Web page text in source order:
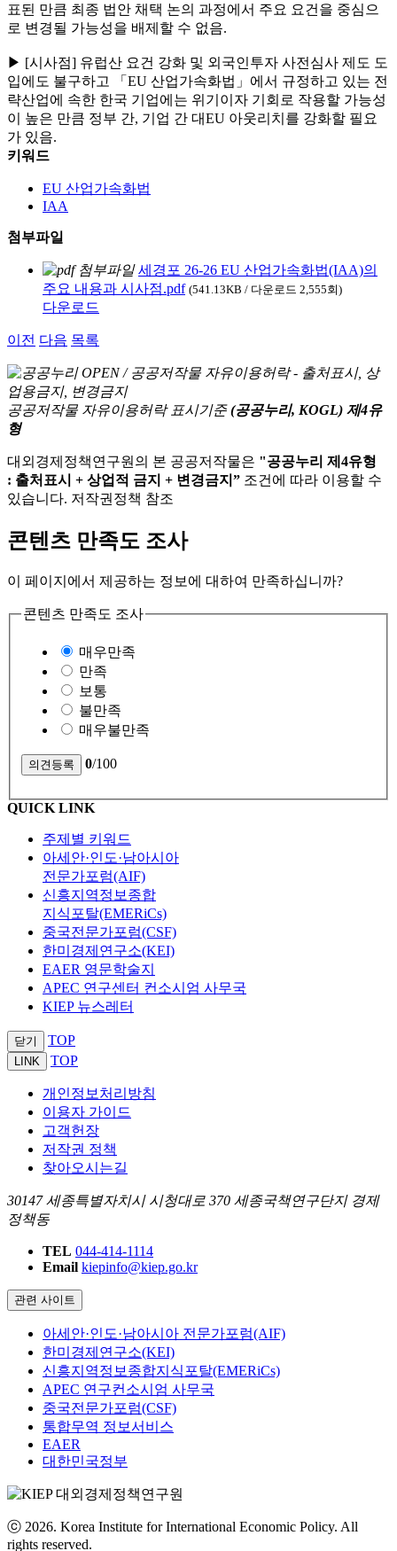
표된 만큼 최종 법안 채택 논의 과정에서 주요 요건을 중심으
로 변경될 가능성을 배제할 수 없음.
▶ [시사점] 유럽산 요건 강화 및 외국인투자 사전심사 제도 도
입에도 불구하고 「EU 산업가속화법」에서 규정하고 있는 전
략산업에 속한 한국 기업에는 위기이자 기회로 작용할 가능성
이 높은 만큼 정부 간, 기업 간 대EU 아웃리치를 강화할 필요
가 있음.
키워드
EU 산업가속화법
IAA
첨부파일
세경포 26-26 EU 산업가속화법(IAA)의
주요 내용과 시사점.pdf (541.13KB / 다운로드 2,555회)
다운로드
이전 다음 목록
공공저작물 자유이용허락 표시기준 (공공누리, KOGL) 제4유
형
대외경제정책연구원의 본 공공저작물은 "공공누리 제4유형
: 출처표시 + 상업적 금지 + 변경금지” 조건에 따라 이용할 수
있습니다. 저작권정책 참조
콘텐츠 만족도 조사
이 페이지에서 제공하는 정보에 대하여 만족하십니까?
콘텐츠 만족도 조사
매우만족
만족
보통
불만족
매우불만족
0/100
QUICK LINK
주제별 키워드
아세안·인도·남아시아
전문가포럼(AIF)
신흥지역정보종합
지식포탈(EMERiCs)
중국전문가포럼(CSF)
한미경제연구소(KEI)
EAER 영문학술지
APEC 연구센터 컨소시엄 사무국
KIEP 뉴스레터
닫기 TOP
LINK TOP
개인정보처리방침
이용자 가이드
고객헌장
저작권 정책
찾아오시는길
30147 세종특별자치시 시청대로 370 세종국책연구단지 경제
정책동
TEL 044-414-1114
Email kiepinfo@kiep.go.kr
관련 사이트
아세안·인도·남아시아 전문가포럼(AIF)
한미경제연구소(KEI)
신흥지역정보종합지식포탈(EMERiCs)
APEC 연구컨소시엄 사무국
중국전문가포럼(CSF)
통합무역 정보서비스
EAER
대한민국정부
ⓒ 2026. Korea Institute for International Economic Policy. All
rights reserved.